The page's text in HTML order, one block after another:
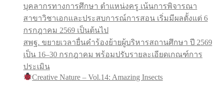
บุคลากรทางการศึกษา ตำแหน่งครู เน้นการพิจารณา
สาขาวิชาเอกและประสบการณ์การสอน เริ่มมีผลตั้งแต่ 6
กรกฎาคม 2569 เป็นต้นไป
สพฐ. ขยายเวลายื่นคำร้องย้ายผู้บริหารสถานศึกษา ปี 2569
เป็น 16–30 กรกฎาคม พร้อมปรับรายละเอียดเกณฑ์การ
ประเมิน
Creative Nature – Vol.14: Amazing Insects